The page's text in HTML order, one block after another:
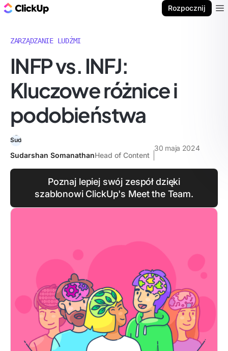
Rozpocznij
ZARZĄDZANIE LUDŹMI
INFP vs. INFJ:
Kluczowe różnice i
podobieństwa
Sudarshan SomanathanHead of Content
30 maja 2024
Poznaj lepiej swój zespół dzięki
szablonowi ClickUp's Meet the Team.